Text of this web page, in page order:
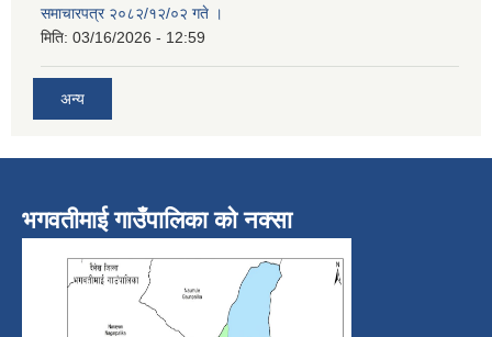
समाचारपत्र २०८२/१२/०२ गते ।
मिति: 03/16/2026 - 12:59
अन्य
भगवतीमाई गाउँपालिका को नक्सा